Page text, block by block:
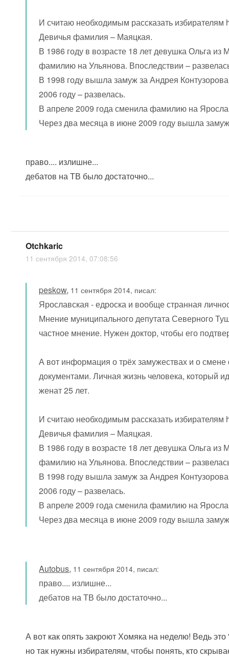
И считаю необходимым рассказать
Девичья фамилия – Маяцкая.
В 1986 году в возрасте 18 лет девушка Ольга
фамилию на Ульянова. Впоследствии –
В 1998 году вышла замуж за Андрея
2006 году – развелась.
В апреле 2009 года сменила фамилию на
Через два месяца в июне 2009 году вышла
право.... излишне...
дебатов на ТВ было достаточно...
Otchkaric
11 сентября 2014, 07:08:56
peskow, 11 сентября 2014, писал:
Ярославская - едроска и вообще странная
Мнение муниципального депутата Северного
частное мнение. Нужен доктор, чтобы его
А вот информация о трёх замужествах и о
документами. Личная жизнь человека, который
женат 25 лет.
И считаю необходимым рассказать
Девичья фамилия – Маяцкая.
В 1986 году в возрасте 18 лет девушка Ольга
фамилию на Ульянова. Впоследствии –
В 1998 году вышла замуж за Андрея
2006 году – развелась.
В апреле 2009 года сменила фамилию на
Через два месяца в июне 2009 году вышла
Autobus, 11 сентября 2014, писал:
право.... излишне...
дебатов на ТВ было достаточно...
А вот как опять закроют Хомяка на неделю! Ведь
но так нужны избирателям, чтобы понять, кто